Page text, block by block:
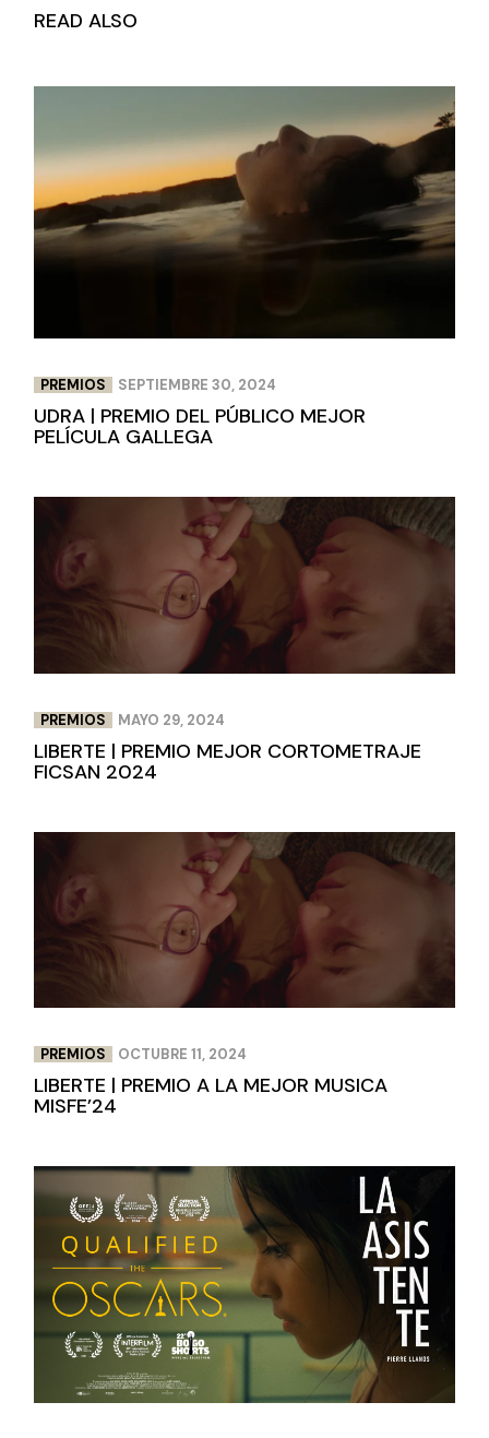
READ ALSO
PREMIOS SEPTIEMBRE 30, 2024
UDRA | PREMIO DEL PÚBLICO MEJOR
PELÍCULA GALLEGA
PREMIOS MAYO 29, 2024
LIBERTE | PREMIO MEJOR CORTOMETRAJE
FICSAN 2024
PREMIOS OCTUBRE 11, 2024
LIBERTE | PREMIO A LA MEJOR MUSICA
MISFE’24